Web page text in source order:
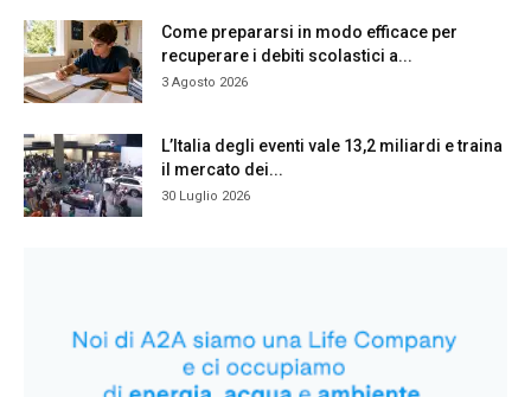
Come prepararsi in modo efficace per
recuperare i debiti scolastici a...
3 Agosto 2026
L’Italia degli eventi vale 13,2 miliardi e traina
il mercato dei...
30 Luglio 2026